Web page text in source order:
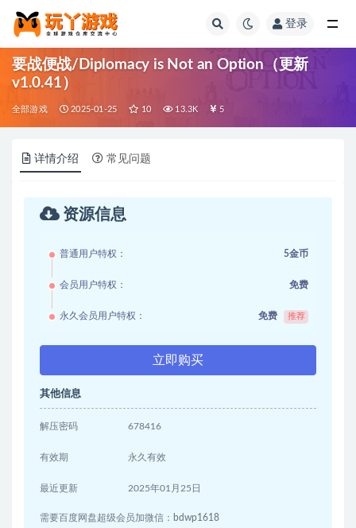
登录
要战便战/Diplomacy is Not an Option（更新
v1.0.41）
全部游戏 2025-01-25 10 13.3K 5
详情介绍 常见问题
资源信息
普通用户特权： 5金币
会员用户特权： 免费
永久会员用户特权： 免费 推荐
立即购买
其他信息
解压密码 678416
有效期 永久有效
最近更新 2025年01月25日
需要百度网盘超级会员加微信：bdwp1618